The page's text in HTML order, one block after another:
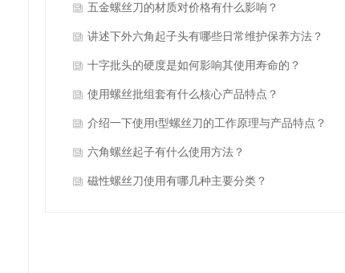
五金螺丝刀的材质对价格有什么影响？
讲述下外六角起子头有哪些日常维护保养方法？
十字批头的硬度是如何影响其使用寿命的？
使用螺丝批组套有什么核心产品特点？
介绍一下使用t型螺丝刀的工作原理与产品特点？
六角螺丝起子有什么使用方法？
磁性螺丝刀使用有哪几种主要分类？